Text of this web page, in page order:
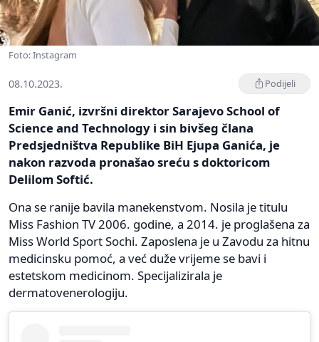
Foto: Instagram
08.10.2023. Podijeli
Emir Ganić, izvršni direktor Sarajevo School of
Science and Technology i sin bivšeg člana
Predsjedništva Republike BiH Ejupa Ganića, je
nakon razvoda pronašao sreću s doktoricom
Delilom Softić.
Ona se ranije bavila manekenstvom. Nosila je titulu
Miss Fashion TV 2006. godine, a 2014. je proglašena za
Miss World Sport Sochi. Zaposlena je u Zavodu za hitnu
medicinsku pomoć, a već duže vrijeme se bavi i
estetskom medicinom. Specijalizirala je
dermatovenerologiju.